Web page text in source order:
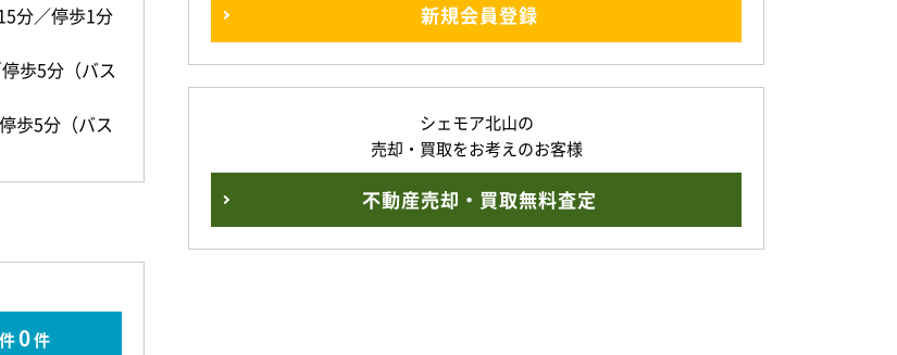
分／停歩1分
歩5分（バス
歩5分（バス
0件
新規会員登録
シェモア北山の
売却・買取をお考えのお客様
不動産売却・買取無料査定